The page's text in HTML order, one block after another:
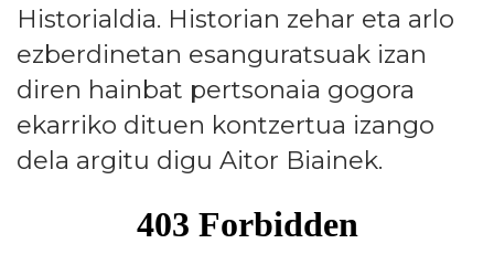
Historialdia. Historian zehar eta arlo
ezberdinetan esanguratsuak izan
diren hainbat pertsonaia gogora
ekarriko dituen kontzertua izango
dela argitu digu Aitor Biainek.